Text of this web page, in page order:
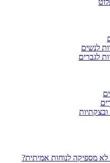
לנשים
לגברים
ובצקתיות
לא מספיקה לנוחות אמיתית?